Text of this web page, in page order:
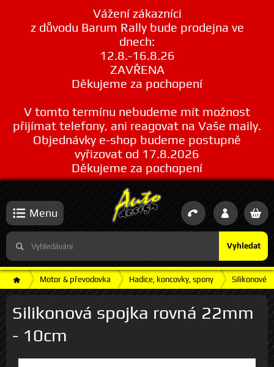
Vážení zákazníci
z důvodu Barum Rally bude prodejna ve
dnech:
12.8.-16.8.26
ZAVŘENA
Děkujeme za pochopení
V tomto termínu nebudeme mít možnost
přijímat telefony, ani reagovat na Vaše maily.
Objednávky e-shop budeme postupně
vyřizovat od 17.8.2026
Děkujeme za pochopení
Vyhledat
Menu
Motor & převodovka Hadice, koncovky, spony Silikonové
Silikonová spojka rovná 22mm
- 10cm